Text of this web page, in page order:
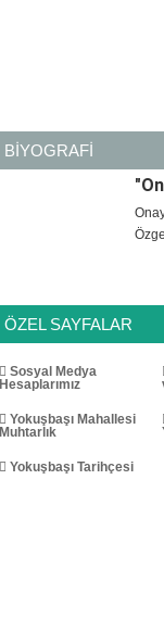
BİYOGRAFİ
ÖZEL SAYFALAR
Sosyal Medya
Hesaplarımız
Yokuşbaşı Mahallesi
Muhtarlık
Yokuşbaşı Tarihçesi